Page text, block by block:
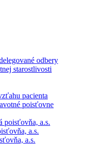
odbery
starostlivosti
pacienta
poisťovne
poisťovňa, a.s.
a.s.
a.s.